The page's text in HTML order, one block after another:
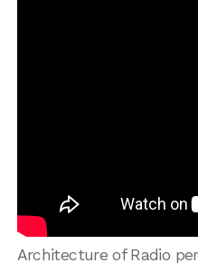
Architecture of Radio